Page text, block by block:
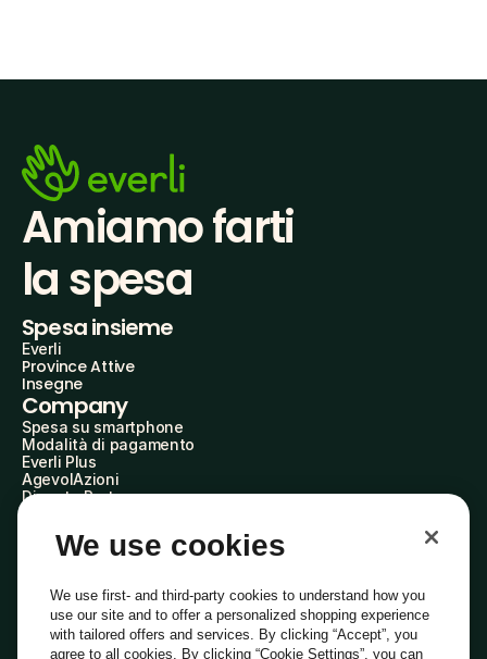
Amiamo farti
la spesa
Spesa insieme
Everli
Province Attive
Insegne
Company
Spesa su smartphone
Modalità di pagamento
Everli Plus
AgevolAzioni
Diventa Partner
Everli Shoppers
About Us
Everli News
Domande frequenti
Lavora con noi
Diventa Shopper
We use cookies
We use first- and third-party cookies to understand how you
use our site and to offer a personalized shopping experience
with tailored offers and services. By clicking “Accept”, you
agree to all cookies. By clicking “Cookie Settings”, you can